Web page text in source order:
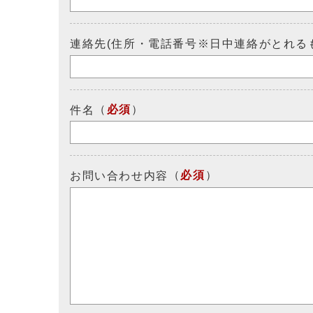
連絡先(住所・電話番号※日中連絡がとれる
件名 （ 必須 ）
お問い合わせ内容 （ 必須 ）